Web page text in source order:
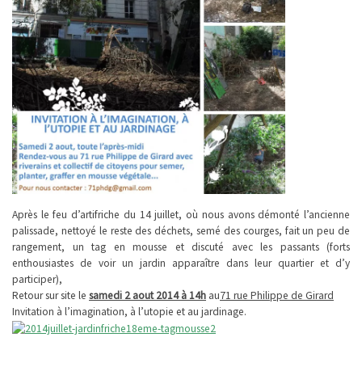
Après le feu d’artifriche du 14 juillet, où nous avons démonté l’ancienne
palissade, nettoyé le reste des déchets, semé des courges, fait un peu de
rangement, un tag en mousse et discuté avec les passants (forts
enthousiastes de voir un jardin apparaître dans leur quartier et d’y
participer),
Retour sur site le samedi 2 aout2014 à 14h au71 rue Philippe de Girard
Invitation à l’imagination, à l’utopie et au jardinage.